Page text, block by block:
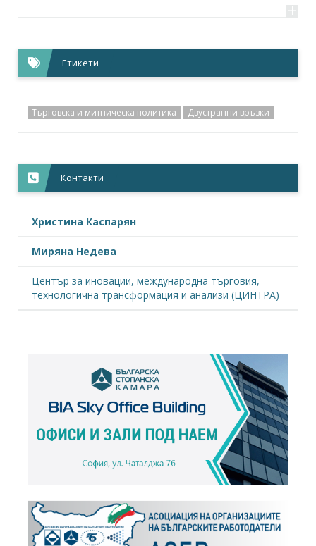
+
Етикети
Търговска и митническа политика Двустранни връзки
Контакти
Христина Каспарян
Миряна Недева
Център за иновации, международна търговия,
технологична трансформация и анализи (ЦИНТРА)